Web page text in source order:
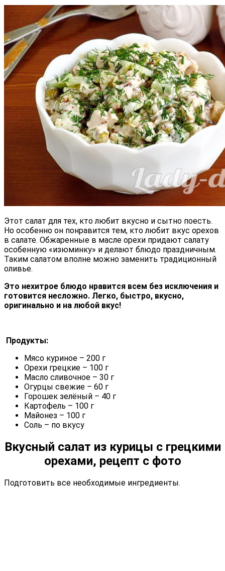
Этот салат для тех, кто любит вкусно и сытно поесть.
Но особенно он понравится тем, кто любит вкус орехов
в салате. Обжаренные в масле орехи придают салату
особенную «изюминку» и делают блюдо праздничным.
Таким салатом вполне можно заменить традиционный
оливье.
Это нехитрое блюдо нравится всем без исключения и
готовится несложно. Легко, быстро, вкусно,
оригинально и на любой вкус!
Продукты:
Мясо куриное – 200 г
Орехи грецкие – 100 г
Масло сливочное – 30 г
Огурцы свежие – 60 г
Горошек зелёный – 40 г
Картофель – 100 г
Майонез – 100 г
Соль – по вкусу
Вкусный салат из курицы с грецкими
орехами, рецепт с фото
Подготовить все необходимые ингредиенты.